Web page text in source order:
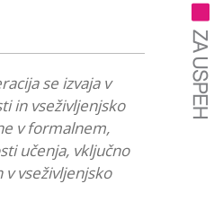
se izvaja v
in vseživljenjsko
v formalnem,
učenja, vključno
vseživljenjsko